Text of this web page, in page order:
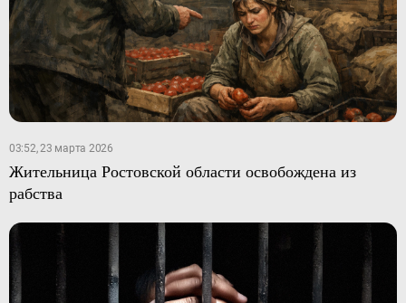
03:52, 23 марта 2026
Жительница Ростовской области освобождена из
рабства